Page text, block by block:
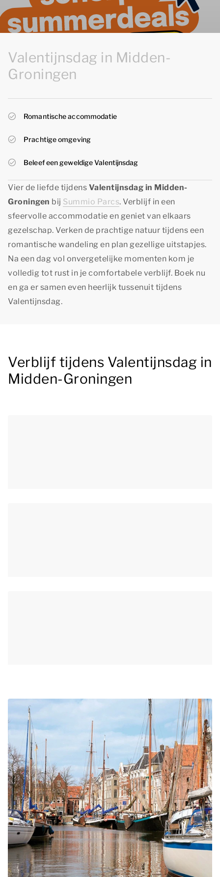
Valentijnsdag in Midden-
Groningen
Romantische accommodatie
Prachtige omgeving
Beleef een geweldige Valentijnsdag
Vier de liefde tijdens Valentijnsdag in Midden-
Groningen bij Summio Parcs. Verblijf in een
sfeervolle accommodatie en geniet van elkaars
gezelschap. Verken de prachtige natuur tijdens een
romantische wandeling en plan gezellige uitstapjes.
Na een dag vol onvergetelijke momenten kom je
volledig tot rust in je comfortabele verblijf. Boek nu
en ga er samen even heerlijk tussenuit tijdens
Valentijnsdag.
Verblijf tijdens Valentijnsdag in
Midden-Groningen